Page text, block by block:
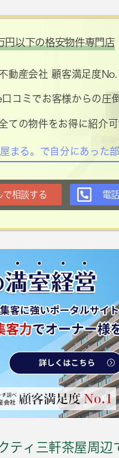
円以下の格安物件専門店
動産会社 顧客満足度
コミでお客様からの圧
ての物件をお得に紹介
まる。で自分にあった
で相談する 電
ティ三軒茶屋周辺